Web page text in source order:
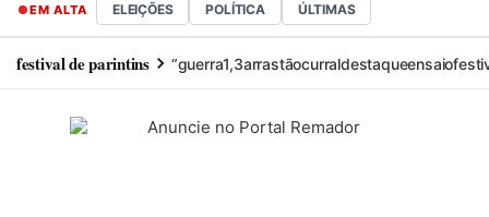
EM ALTA ELEIÇÕES POLÍTICA ÚLTIMAS
festival de parintins “guerra1,3arrastãocurraldestaqueensaio